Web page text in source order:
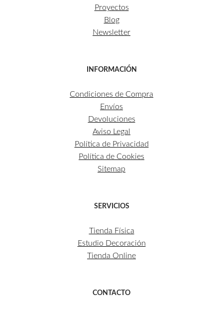
Proyectos
Blog
Newsletter
INFORMACIÓN
Condiciones de Compra
Envíos
Devoluciones
Aviso Legal
Política de Privacidad
Política de Cookies
Sitemap
SERVICIOS
Tienda Física
Estudio Decoración
Tienda Online
CONTACTO